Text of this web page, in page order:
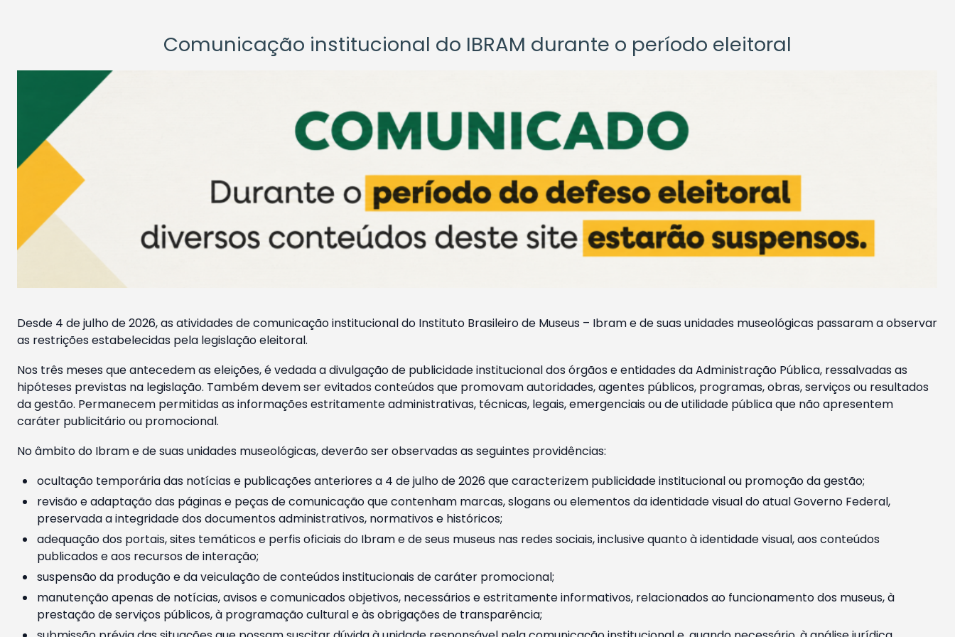
Comunicação institucional do IBRAM durante o período eleitoral
Desde 4 de julho de 2026, as atividades de comunicação institucional do Instituto Brasileiro de Museus – Ibram e de suas unidades museológicas passaram a observar
as restrições estabelecidas pela legislação eleitoral.
Nos três meses que antecedem as eleições, é vedada a divulgação de publicidade institucional dos órgãos e entidades da Administração Pública, ressalvadas as
hipóteses previstas na legislação. Também devem ser evitados conteúdos que promovam autoridades, agentes públicos, programas, obras, serviços ou resultados
da gestão. Permanecem permitidas as informações estritamente administrativas, técnicas, legais, emergenciais ou de utilidade pública que não apresentem
caráter publicitário ou promocional.
No âmbito do Ibram e de suas unidades museológicas, deverão ser observadas as seguintes providências:
ocultação temporária das notícias e publicações anteriores a 4 de julho de 2026 que caracterizem publicidade institucional ou promoção da gestão;
revisão e adaptação das páginas e peças de comunicação que contenham marcas, slogans ou elementos da identidade visual do atual Governo Federal,
preservada a integridade dos documentos administrativos, normativos e históricos;
adequação dos portais, sites temáticos e perfis oficiais do Ibram e de seus museus nas redes sociais, inclusive quanto à identidade visual, aos conteúdos
publicados e aos recursos de interação;
suspensão da produção e da veiculação de conteúdos institucionais de caráter promocional;
manutenção apenas de notícias, avisos e comunicados objetivos, necessários e estritamente informativos, relacionados ao funcionamento dos museus, à
prestação de serviços públicos, à programação cultural e às obrigações de transparência;